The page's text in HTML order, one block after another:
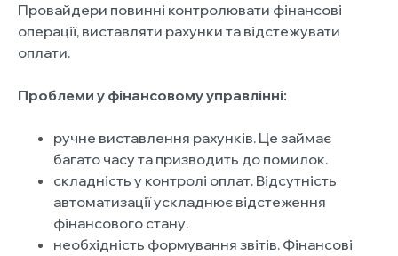
Провайдери повинні контролювати фінансові
операції, виставляти рахунки та відстежувати
оплати.
Проблеми у фінансовому управлінні:
ручне виставлення рахунків. Це займає
багато часу та призводить до помилок.
складність у контролі оплат. Відсутність
автоматизації ускладнює відстеження
фінансового стану.
необхідність формування звітів. Фінансові